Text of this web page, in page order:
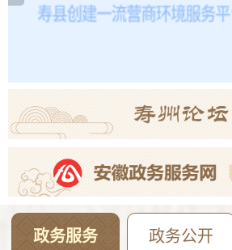
【曝光·第104期】寿县这些人不戴头盔
2026年寿县公开选调高中教师专业测
政务服务 政务公开